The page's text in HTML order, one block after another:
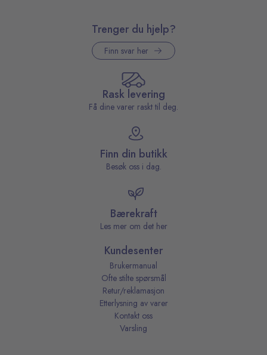
Trenger du hjelp?
Finn svar her
Rask levering
Få dine varer raskt til deg.
Finn din butikk
Besøk oss i dag.
Bærekraft
Les mer om det her
Kundesenter
Brukermanual
Ofte stilte spørsmål
Retur/reklamasjon
Etterlysning av varer
Kontakt oss
Varsling